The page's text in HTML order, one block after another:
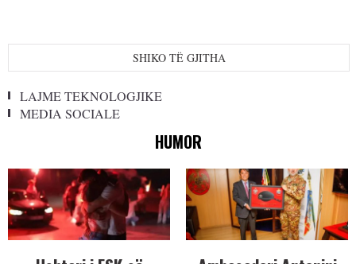
SHIKO TË GJITHA
LAJME TEKNOLOGJIKE
MEDIA SOCIALE
HUMOR